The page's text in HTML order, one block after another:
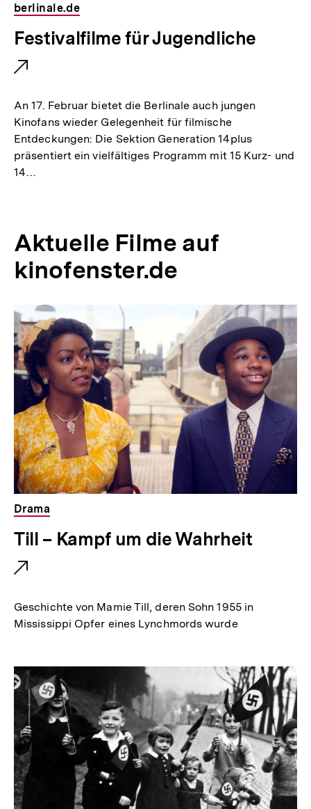
k
:
berlinale.de
E
x
t
e
r
n
e
n
k
Festivalfilme für Jugendliche
An 17. Februar bietet die Berlinale auch jungen
Kinofans wieder Gelegenheit für filmische
Entdeckungen: Die Sektion Generation 14plus
präsentiert ein vielfältiges Programm mit 15 Kurz- und
14…
Aktuelle Filme auf
kinofenster.de
Drama
E
x
t
e
r
e
r
i
n
k
:
Till – Kampf um die Wahrheit
Geschichte von Mamie Till, deren Sohn 1955 in
Mississippi Opfer eines Lynchmords wurde